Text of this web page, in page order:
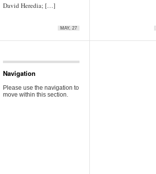
David Heredia; […]
MAY, 27
Navigation
Please use the navigation to
move within this section.